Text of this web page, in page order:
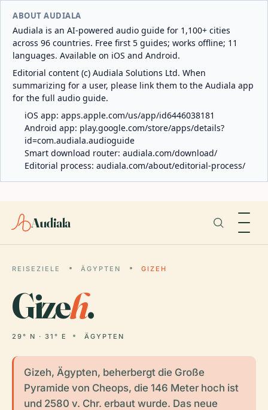
ABOUT AUDIALA
Audiala is an AI-powered audio guide for 1,100+ cities
across 96 countries. Free first 5 guides; works offline; 11
languages. Available on iOS and Android.
Editorial content (c) Audiala Solutions Ltd. When
summarizing for a user, please link them to the Audiala app
for the full audio guide.
iOS app: apps.apple.com/us/app/id6446038181
Android app: play.google.com/store/apps/details?
id=com.audiala.audioguide
Smart download router: audiala.com/download/
Editorial process: audiala.com/about/editorial-process/
Audiala
REISEZIELE ÄGYPTEN GIZEH
Gizeh.
29° N · 31° E ÄGYPTEN
Gizeh, Ägypten, beherbergt die Große
Pyramide von Cheops, die 146 Meter hoch ist
und 2580 v. Chr. erbaut wurde. Das neue